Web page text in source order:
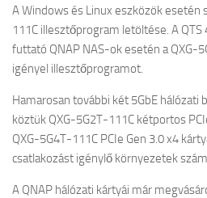
A Windows és Linux eszközök esetén
111C illesztőprogram letöltése. A
futtató QNAP NAS-ok esetén a QXG-
igényel illesztőprogramot.
Hamarosan további két 5GbE hálózati
köztük QXG-5G2T-111C kétportos
QXG-5G4T-111C PCIe Gen 3.0 x4
csatlakozást igénylő környezetek
A QNAP hálózati kártyái már